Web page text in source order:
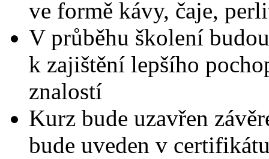
ve formě kávy, čaje,
V průběhu školení
k zajištění lepšího
znalostí
Kurz bude uzavřen
bude uveden v